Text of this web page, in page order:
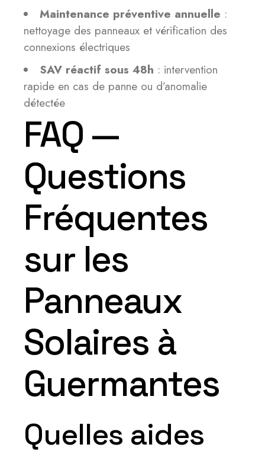
Maintenance préventive annuelle :
nettoyage des panneaux et vérification des
connexions électriques
SAV réactif sous 48h : intervention
rapide en cas de panne ou d’anomalie
détectée
FAQ —
Questions
Fréquentes
sur les
Panneaux
Solaires à
Guermantes
Quelles aides